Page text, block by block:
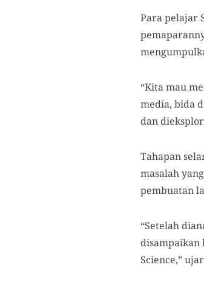
Para pelajar
“Kita mau
media, bida
dan
Tahapan
masalah
pembuatan
“Setelah
disampaikan
Science,”